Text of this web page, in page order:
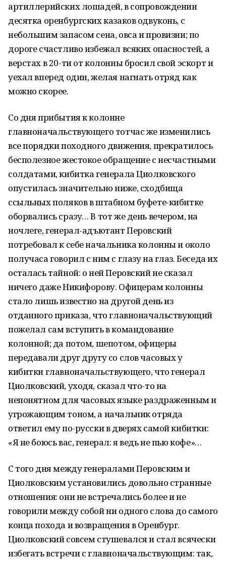
артиллерийских лошадей, в сопровождении
десятка оренбургских казаков одвуконь, с
небольшим запасом сена, овса и провизии; по
дороге счастливо избежал всяких опасностей, а
верстах в 20-ти от колонны бросил свой эскорт и
уехал вперед один, желая нагнать отряд как
можно скорее.
Со дня прибытия к колонне
главноначальствующего тотчас же изменились
все порядки походного движения, прекратилось
бесполезное жестокое обращение с несчастными
солдатами, кибитка генерала Циолковского
опустилась значительно ниже, сходбища
ссыльных поляков в штабном буфете-кибитке
оборвались сразу… В тот же день вечером, на
ночлеге, генерал-адъютант Перовский
потребовал к себе начальника колонны и около
получаса говорил с ним с глазу на глаз. Беседа их
осталась тайной: о ней Перовский не сказал
ничего даже Никифорову. Офицерам колонны
стало лишь известно на другой день из
отданного приказа, что главноначальствующий
пожелал сам вступить в командование
колонной; да потом, шепотом, офицеры
передавали друг другу со слов часовых у
кибитки главноначальствующего, что генерал
Циолковский, уходя, сказал что-то на
непонятном для часовых языке раздраженным и
угрожающим тоном, а начальник отряда
ответил ему по-русски в дверях самой кибитки:
«Я не боюсь вас, генерал: я ведь не пью кофе»…
С того дня между генералами Перовским и
Циолковским установились довольно странные
отношения: они не встречались более и не
говорили между собой ни одного слова до самого
конца похода и возвращения в Оренбург.
Циолковский совсем стушевался и стал всячески
избегать встречи с главноначальствующим: так,